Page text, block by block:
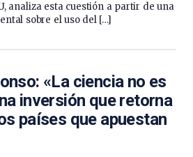
analiza esta cuestión a partir de una
sobre el uso del […]
«La ciencia no es
inversión que retorna
países que apuestan